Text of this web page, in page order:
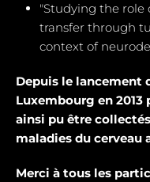
"Studying the role
transfer through
context of
Depuis le lancement
Luxembourg en 2013
ainsi pu être
maladies du cerveau
Merci à tous les